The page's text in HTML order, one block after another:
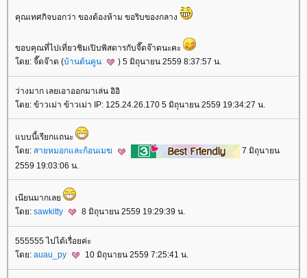
คุณเทศกิจบอกว่า ของต้องห้าม ขอริบของกลาง
ขอบคุณที่ไปเที่ยวชิมเปิบพิสดารกับจี๊ดจ๊าดนะคะ
ดย: จี๊ดจ๊าด (บ้านต้นคูน ) 5 มิถุนายน 2559 8:37:57 น.
ว่างมาก เลยเอาออกมาเล่น อิอิ
ดย: ข้าวเม่า ข้าวเม่า IP: 125.24.26.170 5 มิถุนายน 2559 19:34:27 น.
บบนี้เรียกแถนะ
ดย: สายหมอกและก้อนเมฆ
7 มิถุนายน
2559 19:03:06 น.
เนียนมากเล
ดย: sawkitty 8 มิถุนายน 2559 19:29:39 น.
555555 ไปได้เรื่อยค่ะ
ดย: auau_py 10 มิถุนายน 2559 7:25:41 น.